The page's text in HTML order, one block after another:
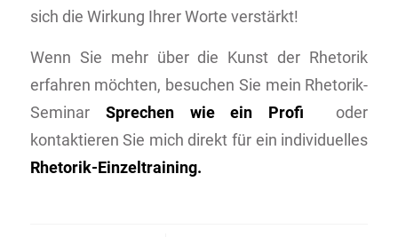
sich die Wirkung Ihrer Worte verstärkt!
Wenn Sie mehr über die Kunst der Rhetorik
erfahren möchten, besuchen Sie mein Rhetorik-
Seminar Sprechen wie ein Profi
oder
kontaktieren Sie mich direkt für ein individuelles
Rhetorik-Einzeltraining.